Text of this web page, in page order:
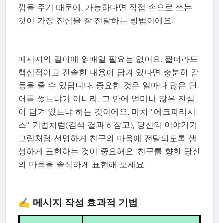
낌을 주기 때문에, 가능하다면 직접 손으로 쓰는
것이 가장 진심을 잘 전달하는 방법이에요.
메시지의 길이에 얽매일 필요는 없어요. 짧더라도
핵심적이고 진솔한 내용이 담겨 있다면 충분히 감
동을 줄 수 있답니다. 중요한 것은 얼마나 많은 단
어를 썼느냐가 아니라, 그 안에 얼마나 많은 진심
이 담겨 있느냐 하는 것이에요. 마치 "에크파라시
스" 기법처럼(검색 결과 6 참고), 당신의 이야기가
그림처럼 선명하게 친구의 마음에 전달되도록 생
생하게 표현하는 것이 중요해요. 친구를 향한 당신
의 마음을 솔직하게 표현해 보세요.
✍️ 메시지 작성 효과적 기법